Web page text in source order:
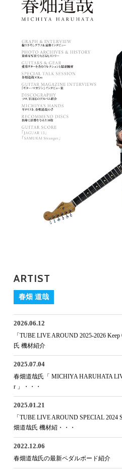
ARTIST
春畑 道哉
2026.06.12
「TUBE LIVE AROUND 2025-2026
氏 機材紹介
2025.07.04
春畑道哉氏「 MICHIYA HARUHATA
r 」・・・
2025.01.21
「TUBE LIVE AROUND SPECIAL
畑道哉氏 機材紹・・・
2022.12.06
春畑道哉氏の最新ペダルボード紹介